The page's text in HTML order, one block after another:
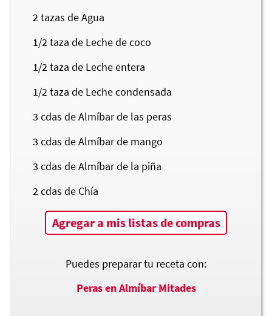
2tazas de Agua
1/2taza de Leche de coco
1/2taza de Leche entera
1/2taza de Leche condensada
3 cdas de Almíbar de las peras
3 cdas de Almíbar de mango
3 cdas de Almíbar de la piña
2cdas de Chía
Agregar a mis listas de compras
Puedes preparar tu receta con:
Peras en Almíbar Mitades